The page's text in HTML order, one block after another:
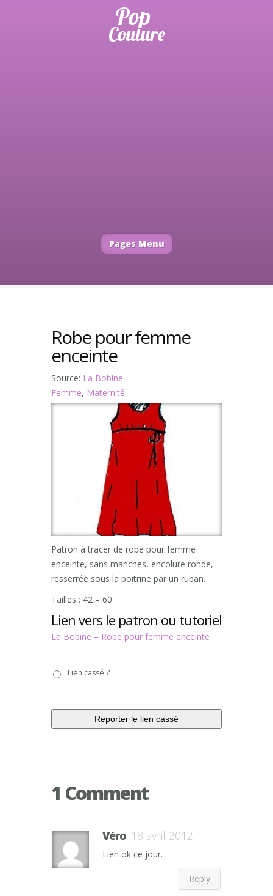
Pages Menu
Robe pour femme
enceinte
Source: La Bobine
Femme, Maternité
Patron à tracer de robe pour femme
enceinte, sans manches, encolure ronde,
resserrée sous la poitrine par un ruban.
Tailles : 42 – 60
Lien vers le patron ou tutoriel
La Bobine – Robe pour femme enceinte
casséLien cassé ?
1 Comment
Véro 18 avril 2012
Lien ok ce jour.
Reply